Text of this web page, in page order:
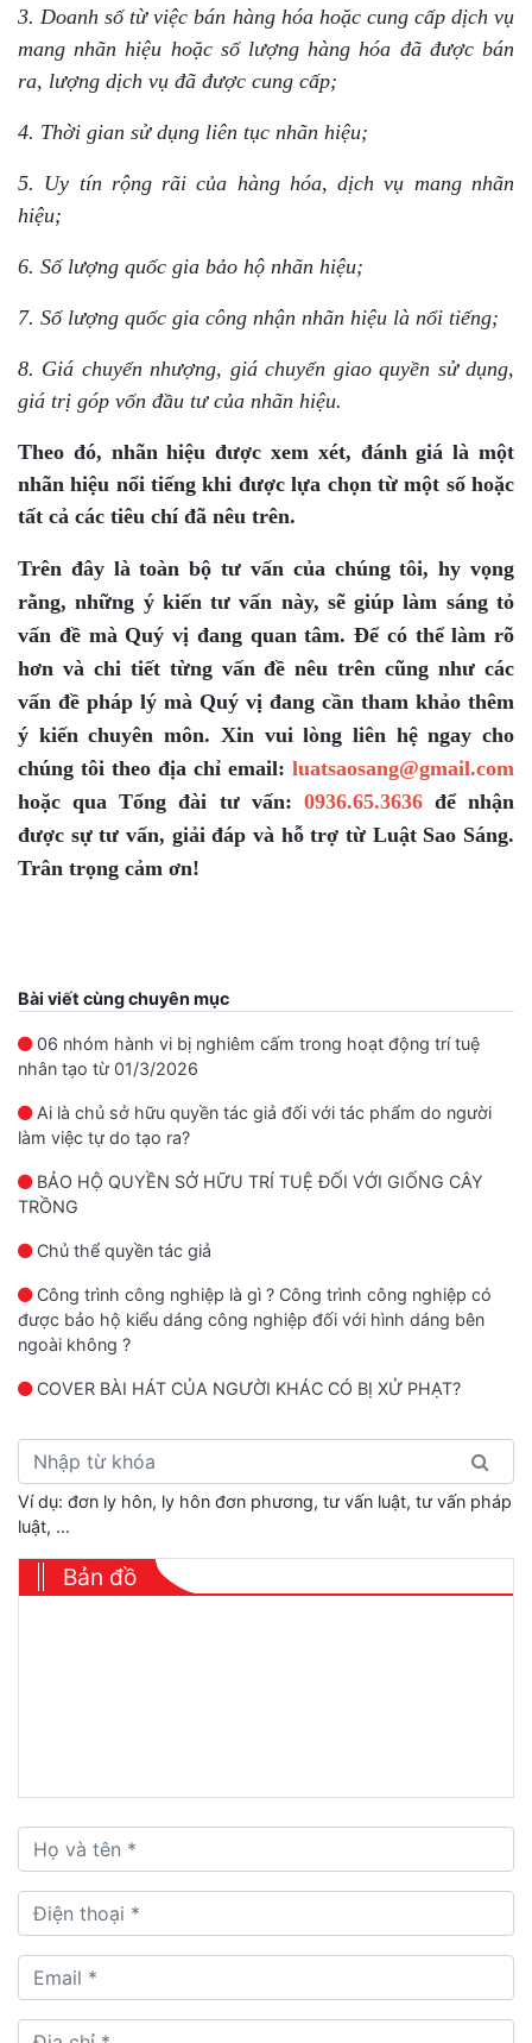
3. Doanh số từ việc bán hàng hóa hoặc cung cấp dịch vụ
mang nhãn hiệu hoặc số lượng hàng hóa đã được bán
ra, lượng dịch vụ đã được cung cấp;
4. Thời gian sử dụng liên tục nhãn hiệu;
5. Uy tín rộng rãi của hàng hóa, dịch vụ mang nhãn
hiệu;
6. Số lượng quốc gia bảo hộ nhãn hiệu;
7. Số lượng quốc gia công nhận nhãn hiệu là nổi tiếng;
8. Giá chuyển nhượng, giá chuyển giao quyền sử dụng,
giá trị góp vốn đầu tư của nhãn hiệu.
Theo đó, nhãn hiệu được xem xét, đánh giá là một
nhãn hiệu nổi tiếng khi được lựa chọn từ một số hoặc
tất cả các tiêu chí đã nêu trên.
Trên đây là toàn bộ tư vấn của chúng tôi, hy vọng
rằng, những ý kiến tư vấn này, sẽ giúp làm sáng tỏ
vấn đề mà Quý vị đang quan tâm. Để có thể làm rõ
hơn và chi tiết từng vấn đề nêu trên cũng như các
vấn đề pháp lý mà Quý vị đang cần tham khảo thêm
ý kiến chuyên môn. Xin vui lòng liên hệ ngay cho
chúng tôi theo địa chỉ email: luatsaosang@gmail.com
hoặc qua Tổng đài tư vấn: 0936.65.3636 để nhận
được sự tư vấn, giải đáp và hỗ trợ từ Luật Sao Sáng.
Trân trọng cảm ơn!
Bài viết cùng chuyên mục
06 nhóm hành vi bị nghiêm cấm trong hoạt động trí tuệ
nhân tạo từ 01/3/2026
Ai là chủ sở hữu quyền tác giả đối với tác phẩm do người
làm việc tự do tạo ra?
BẢO HỘ QUYỀN SỞ HỮU TRÍ TUỆ ĐỐI VỚI GIỐNG CÂY
TRỒNG
Chủ thể quyền tác giả
Công trình công nghiệp là gì ? Công trình công nghiệp có
được bảo hộ kiểu dáng công nghiệp đối với hình dáng bên
ngoài không ?
COVER BÀI HÁT CỦA NGƯỜI KHÁC CÓ BỊ XỬ PHẠT?
Ví dụ: đơn ly hôn, ly hôn đơn phương, tư vấn luật, tư vấn pháp
luật, ...
Bản đồ